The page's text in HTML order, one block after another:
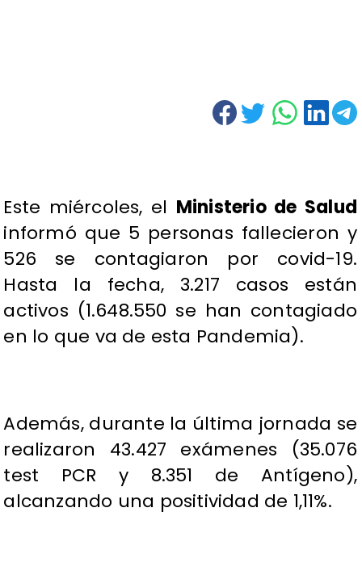
Este miércoles, el Ministerio de Salud
informó que 5 personas fallecieron y
526 se contagiaron por covid-19.
Hasta la fecha, 3.217 casos están
activos (1.648.550 se han contagiado
en lo que va de esta Pandemia).
Además, durante la última jornada se
realizaron 43.427 exámenes (35.076
test PCR y 8.351 de Antígeno),
alcanzando una positividad de 1,11%.